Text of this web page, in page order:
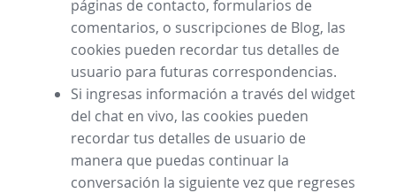
páginas de contacto, formularios de
comentarios, o suscripciones de Blog, las
cookies pueden recordar tus detalles de
usuario para futuras correspondencias.
Si ingresas información a través del widget
del chat en vivo, las cookies pueden
recordar tus detalles de usuario de
manera que puedas continuar la
conversación la siguiente vez que regreses